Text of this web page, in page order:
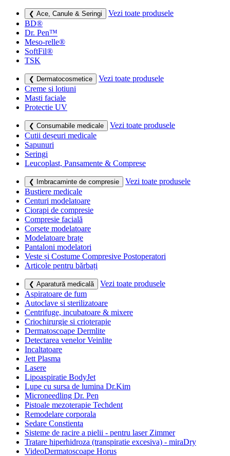
❮ Ace, Canule & Seringi
Vezi toate produsele
BD®
Dr. Pen™
Meso-relle®
SoftFil®
TSK
❮ Dermatocosmetice
Vezi toate produsele
Creme si lotiuni
Masti faciale
Protectie UV
❮ Consumabile medicale
Vezi toate produsele
Cutii deșeuri medicale
Sapunuri
Seringi
Leucoplast, Pansamente & Comprese
❮ Imbracaminte de compresie
Vezi toate produsele
Bustiere medicale
Centuri modelatoare
Ciorapi de compresie
Compresie facială
Corsete modelatoare
Modelatoare brațe
Pantaloni modelatori
Veste și Costume Compresive Postoperatori
Articole pentru bărbați
❮ Aparatură medicală
Vezi toate produsele
Aspiratoare de fum
Autoclave si sterilizatoare
Centrifuge, incubatoare & mixere
Criochirurgie si crioterapie
Dermatoscoape Dermlite
Detectarea venelor Veinlite
Incaltatoare
Jett Plasma
Lasere
Lipoaspiratie BodyJet
Lupe cu sursa de lumina Dr.Kim
Microneedling Dr. Pen
Pistoale mezoterapie Techdent
Remodelare corporala
Sedare Constienta
Sisteme de racire a pielii - pentru laser Zimmer
Tratare hiperhidroza (transpiratie excesiva) - miraDry
VideoDermatoscoape Horus